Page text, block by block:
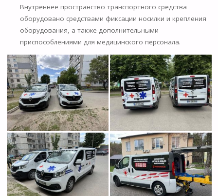
Внутреннее пространство транспортного средства
оборудовано средствами фиксации носилки и крепления
оборудования, а также дополнительными
приспособлениями для медицинского персонала.